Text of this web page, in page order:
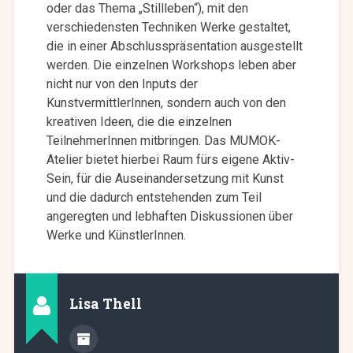
oder das Thema „Stillleben“), mit den
verschiedensten Techniken Werke gestaltet,
die in einer Abschlusspräsentation ausgestellt
werden. Die einzelnen Workshops leben aber
nicht nur von den Inputs der
KunstvermittlerInnen, sondern auch von den
kreativen Ideen, die die einzelnen
TeilnehmerInnen mitbringen. Das MUMOK-
Atelier bietet hierbei Raum fürs eigene Aktiv-
Sein, für die Auseinandersetzung mit Kunst
und die dadurch entstehenden zum Teil
angeregten und lebhaften Diskussionen über
Werke und KünstlerInnen.
Lisa Thell